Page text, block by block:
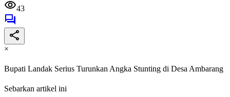
43
×
Bupati Landak Serius Turunkan Angka Stunting di Desa Ambarang
Sebarkan artikel ini